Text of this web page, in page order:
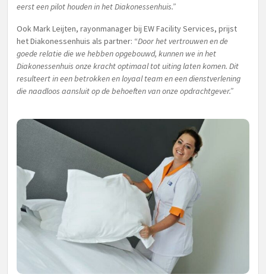
eerst een pilot houden in het Diakonessenhuis.”
Ook Mark Leijten, rayonmanager bij EW Facility Services, prijst
het Diakonessenhuis als partner: “Door het vertrouwen en de
goede relatie die we hebben opgebouwd, kunnen we in het
Diakonessenhuis onze kracht optimaal tot uiting laten komen. Dit
resulteert in een betrokken en loyaal team en een dienstverlening
die naadloos aansluit op de behoeften van onze opdrachtgever.”